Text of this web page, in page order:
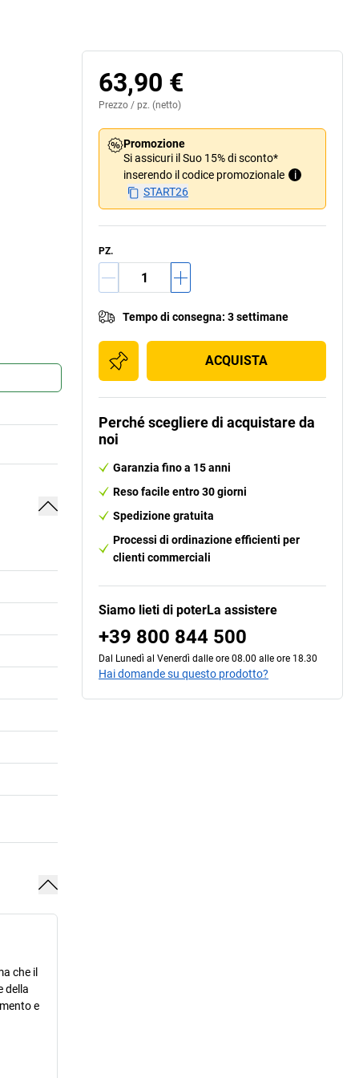
che il
della
e
63,90 €
Prezzo / pz. (netto)
Promozione
Si assicuri il Suo 15% di sconto*
inserendo il codice promozionale
i
START26
PZ.
Tempo di consegna: 3 settimane
ACQUISTA
Perché scegliere di acquistare da
noi
Garanzia fino a 15 anni
Reso facile entro 30 giorni
Spedizione gratuita
Processi di ordinazione efficienti per
clienti commerciali
Siamo lieti di poterLa assistere
+39 800 844 500
Dal Lunedì al Venerdì dalle ore 08.00 alle ore 18.30
Hai domande su questo prodotto?